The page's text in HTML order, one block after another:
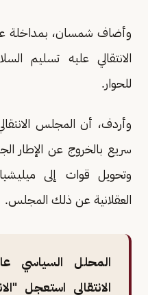
وأضاف شمسان، بمداخلة
الانتقالي عليه تسليم
للحوار.
وأردف، أن المجلس
سريع بالخروج عن الإطار
وتحويل قوات إلى
العقلانية عن ذلك المجلس.
المحلل السياسي
الانتقالي استعجل